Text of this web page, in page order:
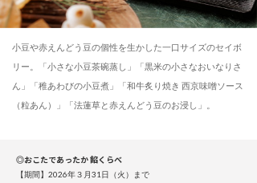
小豆や赤えんどう豆の個性を生かした一口サイズのセイボ
リー。「小さな小豆茶碗蒸し」「黒米の小さなおいなりさ
ん」「稚あわびの小豆煮」「和牛炙り焼き 西京味噌ソース
（粒あん）」「法蓮草と赤えんどう豆のお浸し」。
◎おこたであったか 餡くらべ
【期間】2026年３月31日（火）まで